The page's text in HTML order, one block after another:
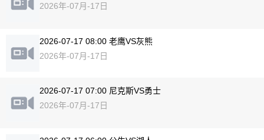
2026年-07月-17日
2026-07-17 08:00 老鹰VS灰熊
2026年-07月-17日
2026-07-17 07:00 尼克斯VS勇士
2026年-07月-17日